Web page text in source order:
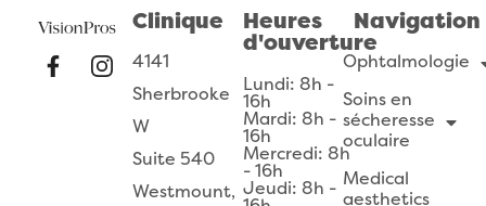
Clinique
4141
Sherbrooke
W
Suite 540
Westmount,
Heures
d'ouverture
Lundi: 8h -
16h
Mardi: 8h -
16h
Mercredi: 8h
- 16h
Jeudi: 8h -
Navigation
Ophtalmologie
Soins en
sécheresse
oculaire
Medical
aesthetics